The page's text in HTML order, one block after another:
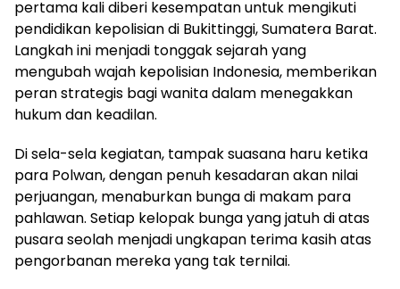
pertama kali diberi kesempatan untuk mengikuti
pendidikan kepolisian di Bukittinggi, Sumatera Barat.
Langkah ini menjadi tonggak sejarah yang
mengubah wajah kepolisian Indonesia, memberikan
peran strategis bagi wanita dalam menegakkan
hukum dan keadilan.
Di sela-sela kegiatan, tampak suasana haru ketika
para Polwan, dengan penuh kesadaran akan nilai
perjuangan, menaburkan bunga di makam para
pahlawan. Setiap kelopak bunga yang jatuh di atas
pusara seolah menjadi ungkapan terima kasih atas
pengorbanan mereka yang tak ternilai.